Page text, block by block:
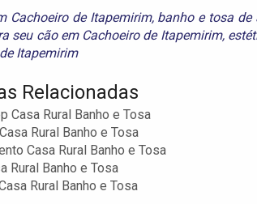
Cachoeiro de Itapemirim, banho e tosa de
seu cão em Cachoeiro de Itapemirim,
Itapemirim
Relacionadas
Casa Rural Banho e Tosa
Rural Banho e Tosa
Casa Rural Banho e Tosa
Rural Banho e Tosa
Rural Banho e Tosa